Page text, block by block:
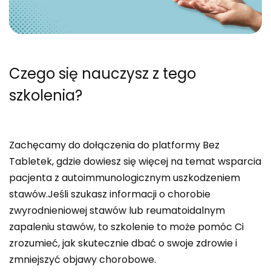
Czego się nauczysz z tego
szkolenia?
Zachęcamy do dołączenia do platformy Bez
Tabletek, gdzie dowiesz się więcej na temat wsparcia
pacjenta z autoimmunologicznym uszkodzeniem
stawów.Jeśli szukasz informacji o chorobie
zwyrodnieniowej stawów lub reumatoidalnym
zapaleniu stawów, to szkolenie to może pomóc Ci
zrozumieć, jak skutecznie dbać o swoje zdrowie i
zmniejszyć objawy chorobowe.